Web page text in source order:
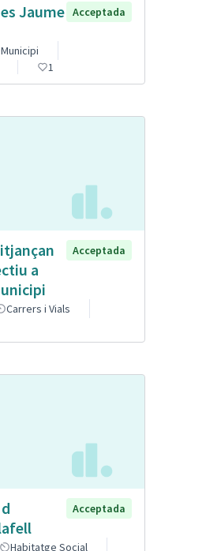
Jaume Acceptada
Municipi
1
a
Acceptada
Carrers i Vials
Acceptada
Habitatge Social